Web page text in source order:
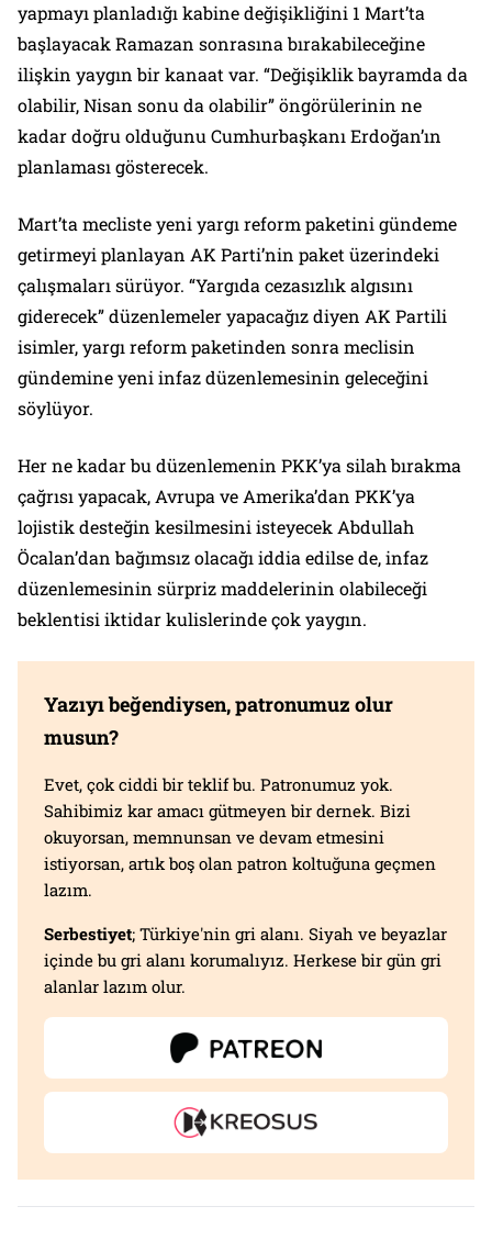
yapmayı planladığı kabine değişikliğini 1 Mart’ta
başlayacak Ramazan sonrasına bırakabileceğine
ilişkin yaygın bir kanaat var. “Değişiklik bayramda da
olabilir, Nisan sonu da olabilir” öngörülerinin ne
kadar doğru olduğunu Cumhurbaşkanı Erdoğan’ın
planlaması gösterecek.
Mart’ta mecliste yeni yargı reform paketini gündeme
getirmeyi planlayan AK Parti’nin paket üzerindeki
çalışmaları sürüyor. “Yargıda cezasızlık algısını
giderecek” düzenlemeler yapacağız diyen AK Partili
isimler, yargı reform paketinden sonra meclisin
gündemine yeni infaz düzenlemesinin geleceğini
söylüyor.
Her ne kadar bu düzenlemenin PKK’ya silah bırakma
çağrısı yapacak, Avrupa ve Amerika’dan PKK’ya
lojistik desteğin kesilmesini isteyecek Abdullah
Öcalan’dan bağımsız olacağı iddia edilse de, infaz
düzenlemesinin sürpriz maddelerinin olabileceği
beklentisi iktidar kulislerinde çok yaygın.
Yazıyı beğendiysen, patronumuz olur
musun?
Evet, çok ciddi bir teklif bu. Patronumuz yok.
Sahibimiz kar amacı gütmeyen bir dernek. Bizi
okuyorsan, memnunsan ve devam etmesini
istiyorsan, artık boş olan patron koltuğuna geçmen
lazım.
Serbestiyet; Türkiye'nin gri alanı. Siyah ve beyazlar
içinde bu gri alanı korumalıyız. Herkese bir gün gri
alanlar lazım olur.